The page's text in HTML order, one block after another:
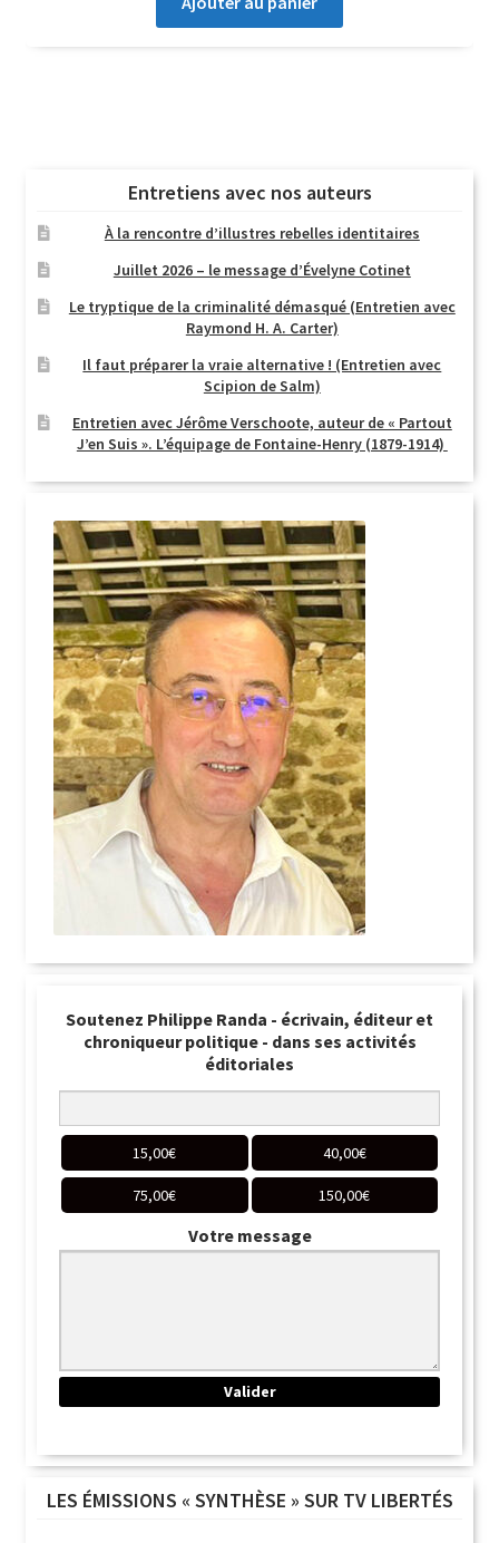
Entretiens avec nos auteurs
À la rencontre d’illustres rebelles identitaires
Juillet 2026 – le message d’Évelyne Cotinet
Le tryptique de la criminalité démasqué (Entretien avec
Raymond H. A. Carter)
Il faut préparer la vraie alternative ! (Entretien avec
Scipion de Salm)
Entretien avec Jérôme Verschoote, auteur de « Partout
J’en Suis ». L’équipage de Fontaine-Henry (1879-1914)
Soutenez Philippe Randa - écrivain, éditeur et
chroniqueur politique - dans ses activités
éditoriales
15,00€ 40,00€
75,00€ 150,00€
Votre message
LES ÉMISSIONS « SYNTHÈSE » SUR TV LIBERTÉS